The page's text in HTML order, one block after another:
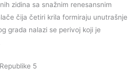
zidina sa snažnim renesansnim
čija četiri krila formiraju unutrašnje
grada nalazi se perivoj koji je
5